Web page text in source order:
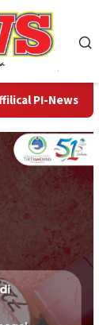
PI-News